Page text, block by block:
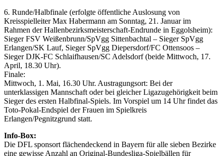
6. Runde/Halbfinale (erfolgte öffentliche Auslosung von
Kreisspielleiter Max Habermann am Sonntag, 21. Januar im
Rahmen der Hallenbezirksmeisterschaft-Endrunde in Eggolsheim):
Sieger FSV Weißenbrunn/SpVgg Sittenbachtal – Sieger SpVgg
Erlangen/SK Lauf, Sieger SpVgg Diepersdorf/FC Ottensoos –
Sieger DJK-FC Schlaifhausen/SC Adelsdorf (beide Mittwoch, 17.
April, 18.30 Uhr).
Finale:
Mittwoch, 1. Mai, 16.30 Uhr. Austragungsort: Bei der
unterklassigen Mannschaft oder bei gleicher Ligazugehörigkeit beim
Sieger des ersten Halbfinal-Spiels. Im Vorspiel um 14 Uhr findet das
Toto-Pokal-Endspiel der Frauen im Spielkreis
Erlangen/Pegnitzgrund statt.
Info-Box:
Die DFL sponsort flächendeckend in Bayern für alle sieben Bezirke
eine gewisse Anzahl an Original-Bundesliga-Spielbällen für